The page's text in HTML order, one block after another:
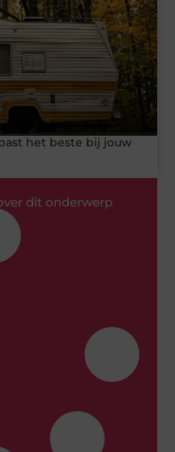
het beste bij jouw
dit onderwerp